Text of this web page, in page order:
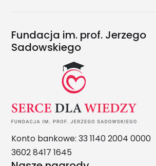
Fundacja im. prof. Jerzego
Sadowskiego
Konto bankowe: 33 1140 2004 0000
3602 8417 1645